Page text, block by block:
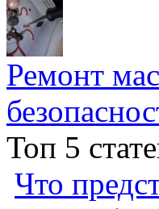
Ремонт
Топ 5
Что